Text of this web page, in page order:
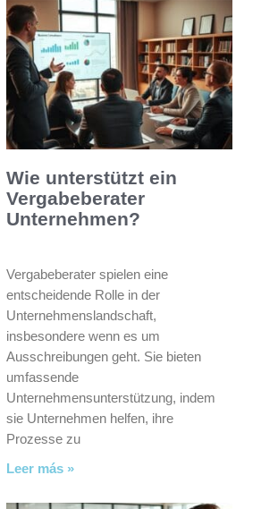
Wie unterstützt ein
Vergabeberater
Unternehmen?
Vergabeberater spielen eine
entscheidende Rolle in der
Unternehmenslandschaft,
insbesondere wenn es um
Ausschreibungen geht. Sie bieten
umfassende
Unternehmensunterstützung, indem
sie Unternehmen helfen, ihre
Prozesse zu
Leer más »